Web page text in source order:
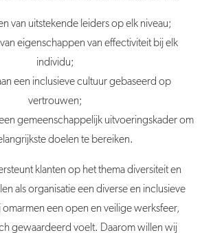
van uitstekende leiders op elk niveau;
eigenschappen van effectiviteit bij elk
individu;
een inclusieve cultuur gebaseerd op
vertrouwen;
gemeenschappelijk uitvoeringskader om
doelen te bereiken.
klanten op het thema diversiteit en
als organisatie een diverse en inclusieve
een open en veilige werksfeer,
gewaardeerd voelt. Daarom willen wij